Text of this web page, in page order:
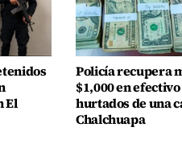
El
Policía recupera
$1,000 en
hurtados de una
Chalchuapa